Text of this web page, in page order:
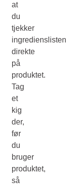
at
du
tjekker
ingredienslisten
direkte
på
produktet.
Tag
et
kig
der,
før
du
bruger
produktet,
så